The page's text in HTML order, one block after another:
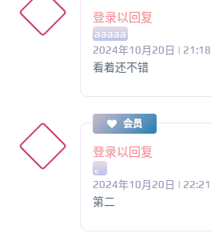
登录以回复
aaaaa
2024年10月20日 | 21:18
看着还不错
会员
登录以回复
。
2024年10月20日 | 22:21
第二